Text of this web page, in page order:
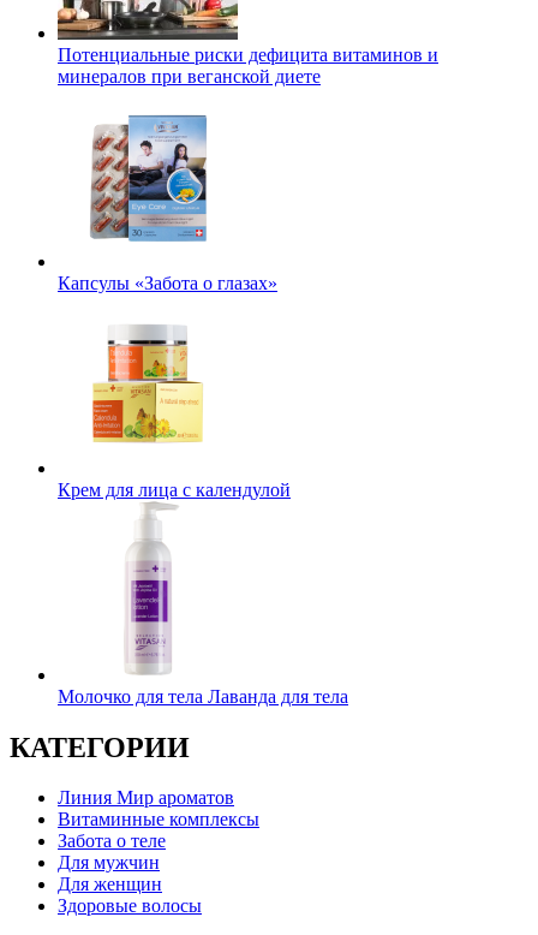
Потенциальные риски дефицита витаминов и
минералов при веганской диете
Капсулы «Забота о глазах»
Крем для лица с календулой
Молочко для тела Лаванда для тела
КАТЕГОРИИ
Линия Мир ароматов
Витаминные комплексы
Забота о теле
Для мужчин
Для женщин
Здоровые волосы